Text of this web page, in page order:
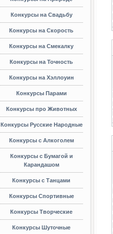
Конкурсы на Свадьбу
Конкурсы на Скорость
Конкурсы на Смекалку
Конкурсы на Точность
Конкурсы на Хэллоуин
Конкурсы Парами
Конкурсы про Животных
Конкурсы Русские Народные
Конкурсы с Алкоголем
Конкурсы с Бумагой и
Карандашом
Конкурсы с Танцами
Конкурсы Спортивные
Конкурсы Творческие
Конкурсы Шуточные